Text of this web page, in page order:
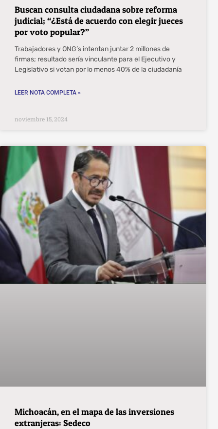
Buscan consulta ciudadana sobre reforma
judicial; “¿Está de acuerdo con elegir jueces
por voto popular?”
Trabajadores y ONG’s intentan juntar 2 millones de
firmas; resultado sería vinculante para el Ejecutivo y
Legislativo si votan por lo menos 40% de la ciudadanía
LEER NOTA COMPLETA »
noviembre 15, 2024
Michoacán, en el mapa de las inversiones
extranjeras: Sedeco